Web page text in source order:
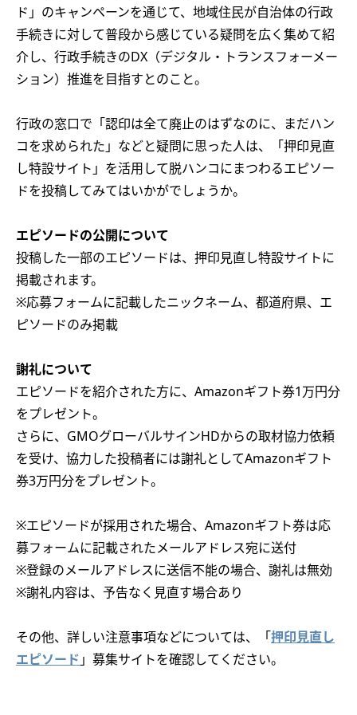
ド」のキャンペーンを通じて、地域住民が自治体の行政
手続きに対して普段から感じている疑問を広く集めて紹
介し、行政手続きのDX（デジタル・トランスフォーメー
ション）推進を目指すとのこと。
行政の窓口で「認印は全て廃止のはずなのに、まだハン
コを求められた」などと疑問に思った人は、「押印見直
し特設サイト」を活用して脱ハンコにまつわるエピソー
ドを投稿してみてはいかがでしょうか。
エピソードの公開について
投稿した一部のエピソードは、押印見直し特設サイトに
掲載されます。
※応募フォームに記載したニックネーム、都道府県、エ
ピソードのみ掲載
謝礼について
エピソードを紹介された方に、Amazonギフト券1万円分
をプレゼント。
さらに、GMOグローバルサインHDからの取材協力依頼
を受け、協力した投稿者には謝礼としてAmazonギフト
券3万円分をプレゼント。
※エピソードが採用された場合、Amazonギフト券は応
募フォームに記載されたメールアドレス宛に送付
※登録のメールアドレスに送信不能の場合、謝礼は無効
※謝礼内容は、予告なく見直す場合あり
その他、詳しい注意事項などについては、「押印見直し
エピソード 」募集サイトを確認してください。